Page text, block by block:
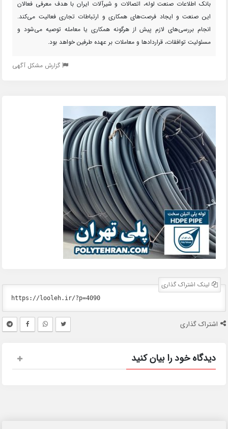
بانک اطلاعات صنعت لوله، اتصالات و شیرآلات ایران با هدف معرفی فعالان
این صنعت و ایجاد فرصت‌های همکاری و ارتباطات تجاری فعالیت می‌کند.
انجام بررسی‌های لازم پیش از هرگونه همکاری یا معامله توصیه می‌شود و
مسئولیت توافقات، قراردادها و معاملات بر عهده طرفین خواهد بود.
گزارش مشکل آگهی
لینک اشتراک گذاری
اشتراک گذاری
دیدگاه خود را بیان کنید